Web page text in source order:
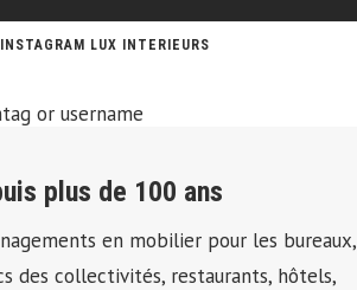
INSTAGRAM LUX INTERIEURS
or username
plus de 100 ans
en mobilier pour les bureaux,
des collectivités, restaurants, hôtels,